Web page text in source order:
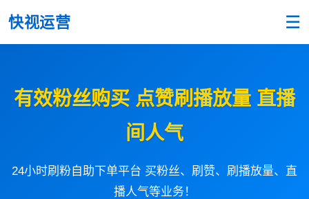
快视运营 ☰
有效粉丝购买 点赞刷播放量 直播
间人气
24小时刷粉自助下单平台 买粉丝、刷赞、刷播放量、直
播人气等业务！